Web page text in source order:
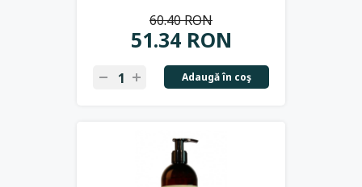
51.34 RON
60.40 RON
Adaugă în coş